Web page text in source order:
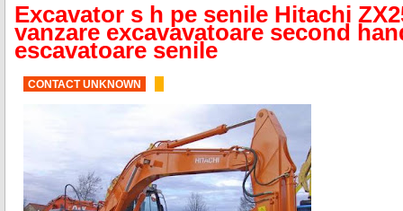
Excavator s h pe senile Hitachi
vanzare excavavatoare second
escavatoare senile
CONTACT UNKNOWN